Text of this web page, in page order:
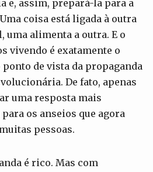
e, assim, prepará-la para a
coisa está ligada à outra
uma alimenta a outra. E o
vivendo é exatamente o
de vista da propaganda
De fato, apenas
uma resposta mais
os anseios que agora
pessoas.
é rico. Mas com